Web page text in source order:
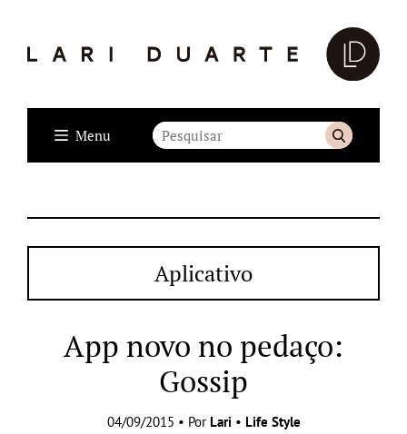
Menu
Aplicativo
App novo no pedaço:
Gossip
04/09/2015 • Por Lari • Life Style